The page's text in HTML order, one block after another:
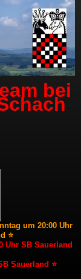
bei
um 20:00 Uhr
⭐
Uhr SB Sauerland
Sauerland ⭐